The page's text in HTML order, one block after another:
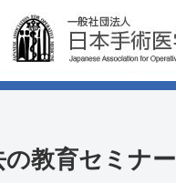
の教育セミナー